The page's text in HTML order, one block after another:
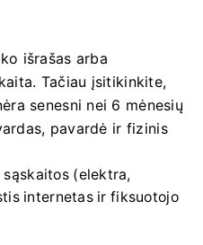
išrašas arba
Tačiau įsitikinkite,
senesni nei 6 mėnesių
pavardė ir fizinis
sąskaitos (elektra,
internetas ir fiksuotojo